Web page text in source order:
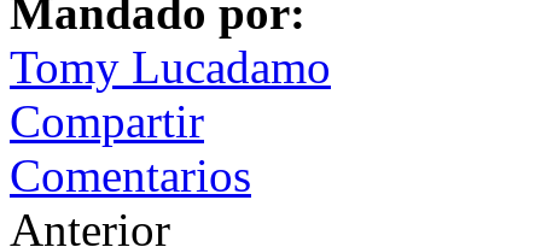
Mandado por:
Tomy Lucadamo
Compartir
Comentarios
Anterior